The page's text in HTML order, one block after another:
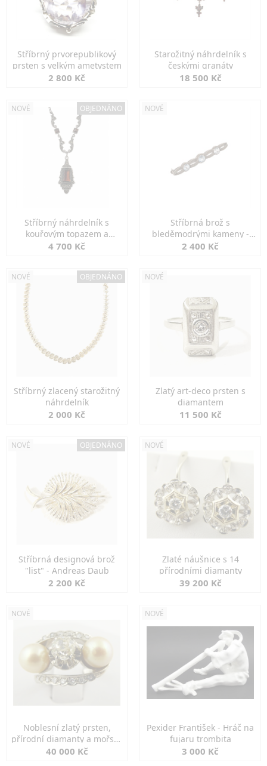
Stříbrný prvorepublikový
prsten s velkým ametystem
2 800 Kč
Starožitný náhrdelník s
českými granáty
18 500 Kč
NOVÉ OBJEDNÁNO
Stříbrný náhrdelník s
kouřovým topazem a
markazity
4 700 Kč
NOVÉ
Stříbrná brož s
bleděmodrými kameny -
jemná elegance
2 400 Kč
NOVÉ OBJEDNÁNO
Stříbrný zlacený starožitný
náhrdelník
2 000 Kč
NOVÉ
Zlatý art-deco prsten s
diamantem
11 500 Kč
NOVÉ OBJEDNÁNO
Stříbrná designová brož
"list" - Andreas Daub
2 200 Kč
NOVÉ
Zlaté náušnice s 14
přírodními diamanty
39 200 Kč
NOVÉ
Noblesní zlatý prsten,
přírodní diamanty a mořské
perly
40 000 Kč
NOVÉ
Pexider František - Hráč na
fujaru trombita
3 000 Kč